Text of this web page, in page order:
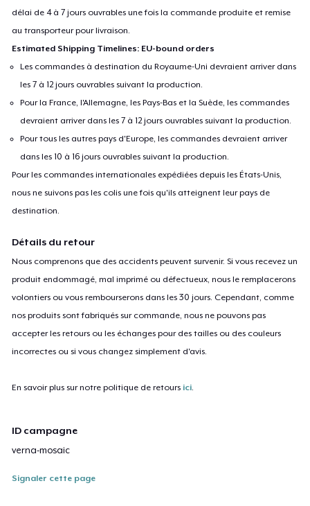
délai de 4 à 7 jours ouvrables une fois la commande produite et remise
au transporteur pour livraison.
Estimated Shipping Timelines: EU-bound orders
Les commandes à destination du Royaume-Uni devraient arriver dans
les 7 à 12 jours ouvrables suivant la production.
Pour la France, l'Allemagne, les Pays-Bas et la Suède, les commandes
devraient arriver dans les 7 à 12 jours ouvrables suivant la production.
Pour tous les autres pays d'Europe, les commandes devraient arriver
dans les 10 à 16 jours ouvrables suivant la production.
Pour les commandes internationales expédiées depuis les États-Unis,
nous ne suivons pas les colis une fois qu'ils atteignent leur pays de
destination.
Détails du retour
Nous comprenons que des accidents peuvent survenir. Si vous recevez un
produit endommagé, mal imprimé ou défectueux, nous le remplacerons
volontiers ou vous rembourserons dans les 30 jours. Cependant, comme
nos produits sont fabriqués sur commande, nous ne pouvons pas
accepter les retours ou les échanges pour des tailles ou des couleurs
incorrectes ou si vous changez simplement d'avis.
En savoir plus sur notre politique de retours ici
ID campagne
verna-mosaic
Signaler cette page